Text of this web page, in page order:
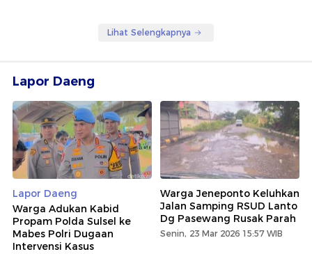
Lihat Selengkapnya
Lapor Daeng
Lapor Daeng
Warga Adukan Kabid
Propam Polda Sulsel ke
Mabes Polri Dugaan
Intervensi Kasus
Warga Jeneponto Keluhkan
Jalan Samping RSUD Lanto
Dg Pasewang Rusak Parah
Senin, 23 Mar 2026 15:57 WIB